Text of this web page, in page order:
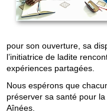
pour son ouverture, sa
l’initiatrice de ladite
expériences partagées.
Nous espérons que
préserver sa santé pour
Aînées.